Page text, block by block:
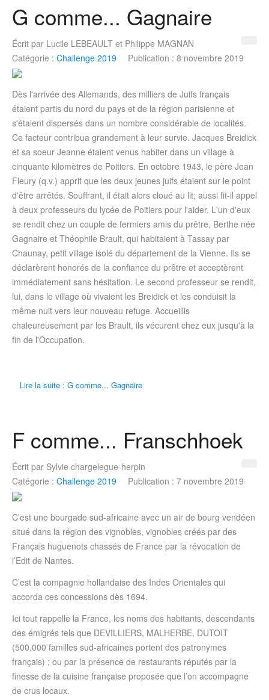
G comme... Gagnaire
Écrit par Lucile LEBEAULT et Philippe MAGNAN
Catégorie : Challenge 2019 Publication : 8 novembre 2019
Dès l'arrivée des Allemands, des milliers de Juifs français
étaient partis du nord du pays et de la région parisienne et
s'étaient dispersés dans un nombre considérable de localités.
Ce facteur contribua grandement à leur survie. Jacques Breidick
et sa soeur Jeanne étaient venus habiter dans un village à
cinquante kilomètres de Poitiers. En octobre 1943, le père Jean
Fleury (q.v.) apprit que les deux jeunes juifs étaient sur le point
d'être arrêtés. Souffrant, il était alors cloué au lit; aussi fit-il appel
à deux professeurs du lycée de Poitiers pour l'aider. L'un d'eux
se rendit chez un couple de fermiers amis du prêtre, Berthe née
Gagnaire et Théophile Brault, qui habitaient à Tassay par
Chaunay, petit village isolé du département de la Vienne. Ils se
déclarèrent honorés de la confiance du prêtre et acceptèrent
immédiatement sans hésitation. Le second professeur se rendit,
lui, dans le village où vivaient les Breidick et les conduisit la
même nuit vers leur nouveau refuge. Accueillis
chaleureusement par les Brault, ils vécurent chez eux jusqu'à la
fin de l'Occupation.
Lire la suite : G comme... Gagnaire
F comme... Franschhoek
Écrit par Sylvie chargelegue-herpin
Catégorie : Challenge 2019 Publication : 7 novembre 2019
C’est une bourgade sud-africaine avec un air de bourg vendéen
situé dans la région des vignobles, vignobles créés par des
Français huguenots chassés de France par la révocation de
l’Edit de Nantes.
C’est la compagnie hollandaise des Indes Orientales qui
accorda ces concessions dès 1694.
Ici tout rappelle la France, les noms des habitants, descendants
des émigrés tels que DEVILLIERS, MALHERBE, DUTOIT
(500.000 familles sud-africaines portent des patronymes
français) ; ou par la présence de restaurants réputés par la
finesse de la cuisine française proposée que l’on accompagne
de crus locaux.